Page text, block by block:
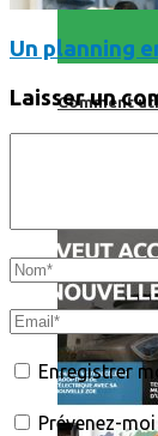
Comment
Un planning
Laisser un
Enregistrer
Prévenez-